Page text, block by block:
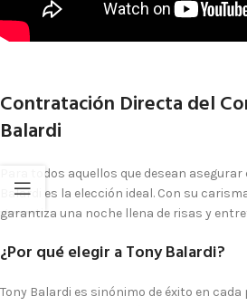
Contratación Directa del
Balardi
Para todos aquellos que desean asegurar
Balardi es la elección ideal. Con su
garantiza una noche llena de risas y
¿Por qué elegir a Tony Balardi?
Tony Balardi es sinónimo de éxito en